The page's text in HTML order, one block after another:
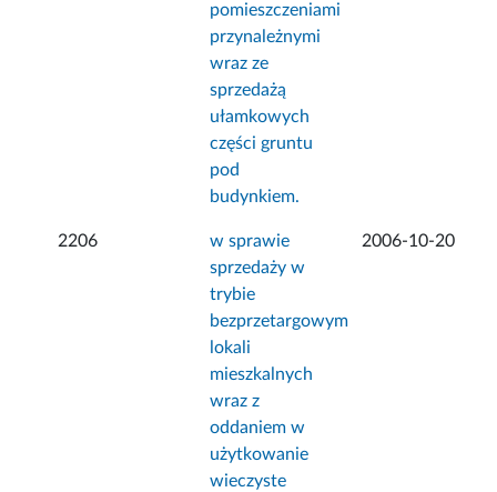
pomieszczeniami
przynależnymi
wraz ze
sprzedażą
ułamkowych
części gruntu
pod
budynkiem.
2206
w sprawie
sprzedaży w
trybie
bezprzetargowym
lokali
mieszkalnych
wraz z
oddaniem w
użytkowanie
wieczyste
2006-10-20